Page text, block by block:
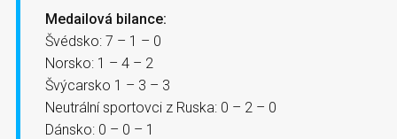
Medailová bilance:
Švédsko: 7 – 1 – 0
Norsko: 1 – 4 – 2
Švýcarsko 1 – 3 – 3
Neutrální sportovci z Ruska: 0 – 2 – 0
Dánsko: 0 – 0 – 1